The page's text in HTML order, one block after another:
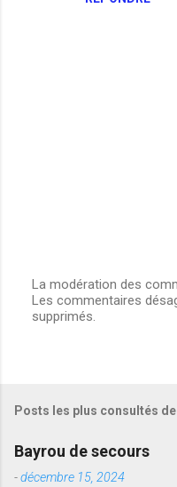
E
n
t
e
r
u
La modération des
Les commentaires
supprimés.
Posts les plus consultés
Bayrou de secours
-décembre 15, 2024